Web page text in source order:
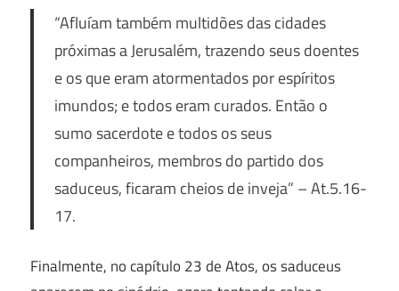
“Afluíam também multidões das cidades
próximas a Jerusalém, trazendo seus doentes
e os que eram atormentados por espíritos
imundos; e todos eram curados. Então o
sumo sacerdote e todos os seus
companheiros, membros do partido dos
saduceus, ficaram cheios de inveja” – At.5.16-
17.
Finalmente, no capítulo 23 de Atos, os saduceus